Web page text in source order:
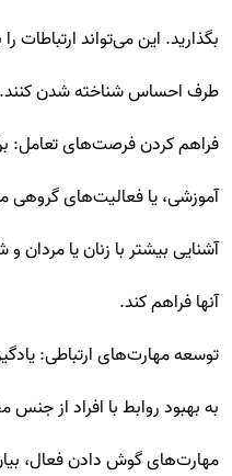
بگذارید. این می‌تواند
طرف احساس شناخته شدن کنند.
فراهم کردن فرصت‌های تعامل:
آموزشی، یا فعالیت‌های
آشنایی بیشتر با زنان یا مردان
آنها فراهم کند.
توسعه مهارت‌های ارتباطی:
به بهبود روابط با افراد از
مهارت‌های گوش دادن فعال،